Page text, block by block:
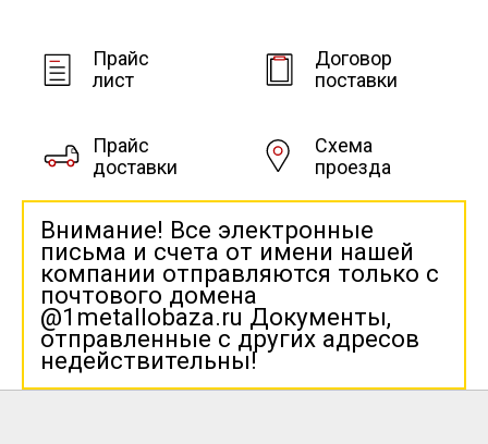
Прайс
лист
Договор
поставки
Прайс
доставки
Схема
проезда
Внимание! Все электронные
письма и счета от имени нашей
компании отправляются только с
почтового домена
@1metallobaza.ru Документы,
отправленные с других адресов
недействительны!